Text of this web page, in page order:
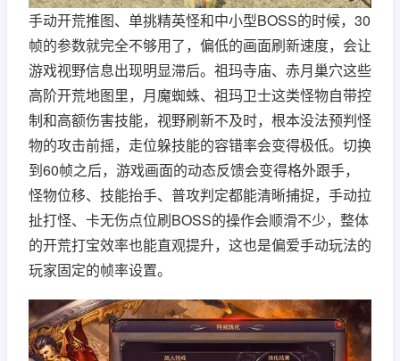
手动开荒推图、单挑精英怪和中小型BOSS的时候，30
帧的参数就完全不够用了，偏低的画面刷新速度，会让
游戏视野信息出现明显滞后。祖玛寺庙、赤月巢穴这些
高阶开荒地图里，月魔蜘蛛、祖玛卫士这类怪物自带控
制和高额伤害技能，视野刷新不及时，根本没法预判怪
物的攻击前摇，走位躲技能的容错率会变得极低。切换
到60帧之后，游戏画面的动态反馈会变得格外跟手，
怪物位移、技能抬手、普攻判定都能清晰捕捉，手动拉
扯打怪、卡无伤点位刷BOSS的操作会顺滑不少，整体
的开荒打宝效率也能直观提升，这也是偏爱手动玩法的
玩家固定的帧率设置。